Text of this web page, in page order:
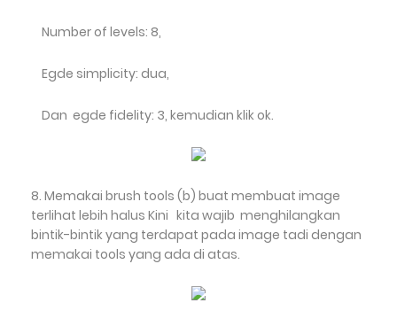
Number of levels: 8,
Egde simplicity: dua,
Dan egde fidelity: 3, kemudian klik ok.
8. Memakai brush tools (b) buat membuat image
terlihat lebih halus Kini kita wajib menghilangkan
bintik-bintik yang terdapat pada image tadi dengan
memakai tools yang ada di atas.